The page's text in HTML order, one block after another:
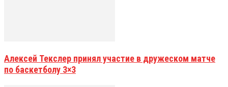
Алексей Текслер принял участие в дружеском матче
по баскетболу 3×3